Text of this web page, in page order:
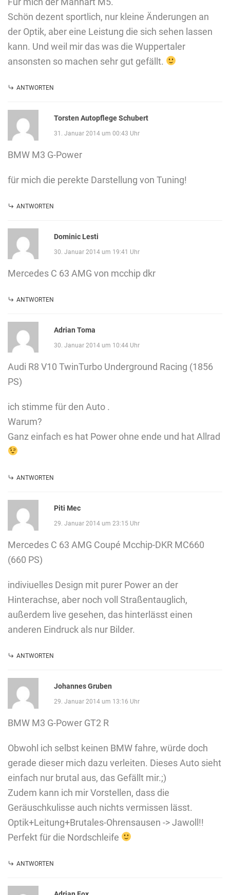
Schön dezent sportlich, nur kleine Änderungen an
der Optik, aber eine Leistung die sich sehen lassen
kann. Und weil mir das was die Wuppertaler
ansonsten so machen sehr gut gefällt.
ANTWORTEN
Torsten Autopflege Schubert
31. Januar 2014 um 00:43 Uhr
BMW M3 G-Power
für mich die perekte Darstellung von Tuning!
ANTWORTEN
Dominic Lesti
30. Januar 2014 um 19:41 Uhr
Mercedes C 63 AMG von mcchip dkr
ANTWORTEN
Adrian Toma
30. Januar 2014 um 10:44 Uhr
Audi R8 V10 TwinTurbo Underground Racing (1856
PS)
ich stimme für den Auto .
Warum?
Ganz einfach es hat Power ohne ende und hat Allrad
ANTWORTEN
Piti Mec
29. Januar 2014 um 23:15 Uhr
Mercedes C 63 AMG Coupé Mcchip-DKR MC660
(660 PS)
indiviuelles Design mit purer Power an der
Hinterachse, aber noch voll Straßentauglich,
außerdem live gesehen, das hinterlässt einen
anderen Eindruck als nur Bilder.
ANTWORTEN
Johannes Gruben
29. Januar 2014 um 13:16 Uhr
BMW M3 G-Power GT2 R
Obwohl ich selbst keinen BMW fahre, würde doch
gerade dieser mich dazu verleiten. Dieses Auto sieht
einfach nur brutal aus, das Gefällt mir.;)
Zudem kann ich mir Vorstellen, dass die
Geräuschkulisse auch nichts vermissen lässt.
Optik+Leitung+Brutales-Ohrensausen -> Jawoll!!
Perfekt für die Nordschleife
ANTWORTEN